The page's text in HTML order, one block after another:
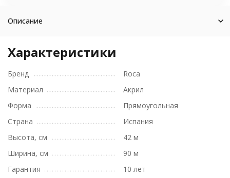
Описание
Характеристики
Бренд
Roca
Материал
Акрил
Форма
Прямоугольная
Страна
Испания
Высота, см
42 м
Ширина, см
90 м
Гарантия
10 лет